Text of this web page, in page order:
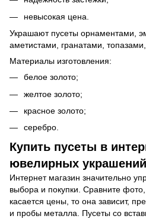
невысокая цена.
Украшают пусеты орнаментами,
аметистами, гранатами, топазами,
Материалы изготовления:
белое золото;
желтое золото;
красное золото;
серебро.
Купить пусеты в
ювелирных украшений
Интернет магазин значительно
выбора и покупки. Сравните
касается цены, то она зависит,
и пробы металла. Пусеты со